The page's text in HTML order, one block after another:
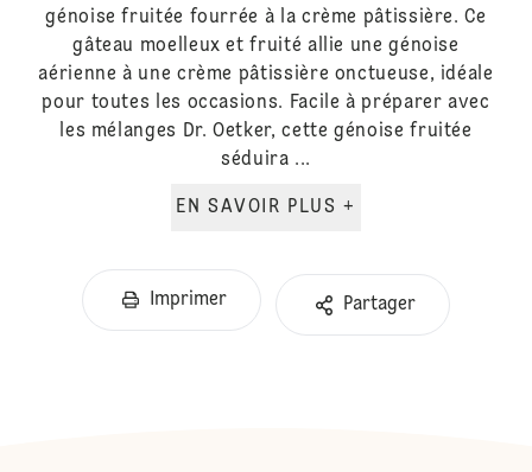
génoise fruitée fourrée à la crème pâtissière. Ce
gâteau moelleux et fruité allie une génoise
aérienne à une crème pâtissière onctueuse, idéale
pour toutes les occasions. Facile à préparer avec
les mélanges Dr. Oetker, cette génoise fruitée
séduira ...
EN SAVOIR PLUS +
Imprimer Partager